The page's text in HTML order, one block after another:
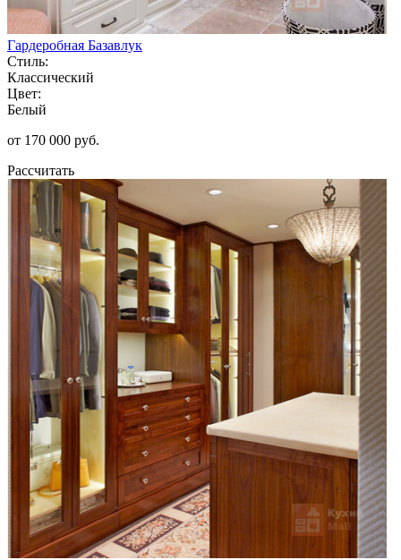
Гардеробная Базавлук
Стиль:
Классический
Цвет:
Белый
от 170 000 руб.
Рассчитать